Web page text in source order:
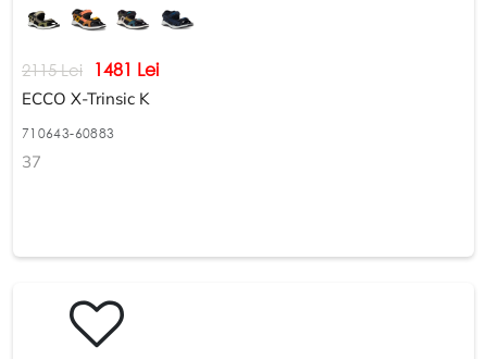
2115 Lei 1481 Lei
ECCO X-Trinsic K
710643-60883
37